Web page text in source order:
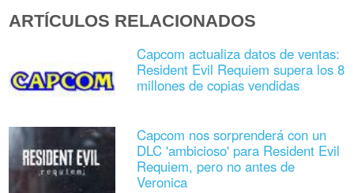
ARTÍCULOS RELACIONADOS
Capcom actualiza datos de ventas:
Resident Evil Requiem supera los 8
millones de copias vendidas
Capcom nos sorprenderá con un
DLC 'ambicioso' para Resident Evil
Requiem, pero no antes de
Veronica